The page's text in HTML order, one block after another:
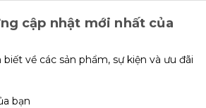
cập nhật mới nhất của
về các sản phẩm, sự kiện và ưu đãi
bạn